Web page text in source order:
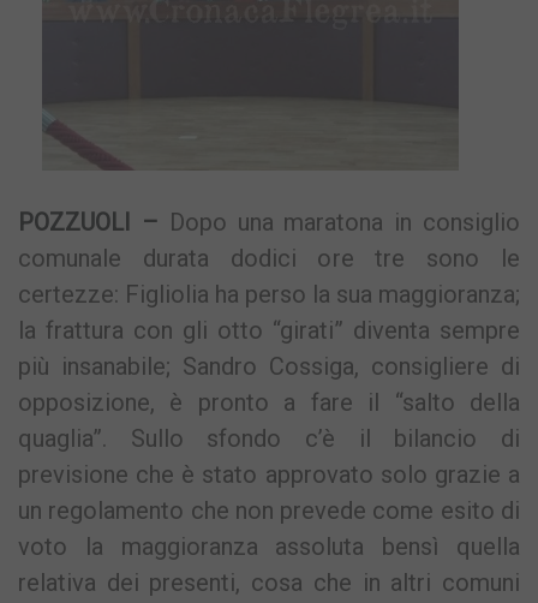
POZZUOLI – Dopo una maratona in consiglio
comunale durata dodici ore tre sono le
certezze: Figliolia ha perso la sua maggioranza;
la frattura con gli otto “girati” diventa sempre
più insanabile; Sandro Cossiga, consigliere di
opposizione, è pronto a fare il “salto della
quaglia”. Sullo sfondo c’è il bilancio di
previsione che è stato approvato solo grazie a
un regolamento che non prevede come esito di
voto la maggioranza assoluta bensì quella
relativa dei presenti, cosa che in altri comuni